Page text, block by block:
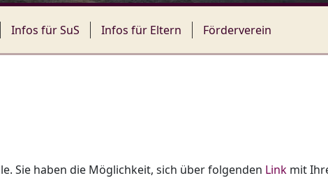
Infos für SuS Infos für Eltern Förderverein
Sie haben die Möglichkeit, sich über folgenden Link mit